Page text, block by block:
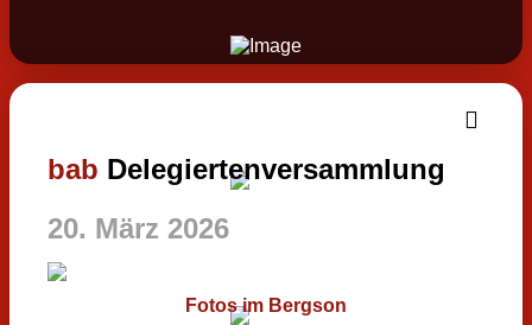
bab Delegiertenversammlung
20. März 2026
Fotos im Bergson